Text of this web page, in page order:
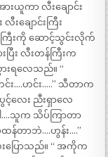
ယူကာ လီးချောင်း
ျောင်းကြီး
ြီးကို ဆောင့်သွင်းလိုက်
ြီး လီးတန်ကြီးက
းရလေသည်။ “
း….ဟင်း…..” သီတာက
ပွင့်လေး ညီးရှာလေ
ါ….သူက သိပ်ကြာတာ
န်တာဘဲ….ဟွန်း….”
ပြောသည်။ “ အကိုက